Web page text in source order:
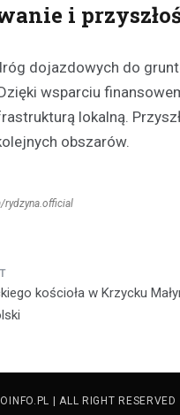
i
dojazdowych do
wsparciu
lokalną.
obszarów.
rydzyna.official
kościoła w Krzycku
| ALL RIGHT RESERVED